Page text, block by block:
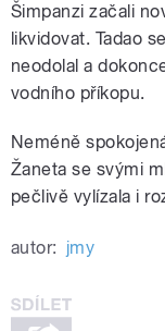
Šimpanzi začali
likvidovat. Tadao
neodolal a
vodního příkopu.
Neméně
Žaneta se svými
pečlivě vylízala i
autor: jmy